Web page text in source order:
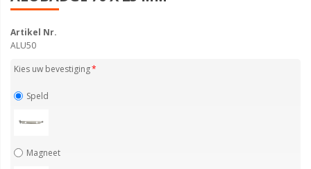
Artikel Nr.
ALU50
Kies uw bevestiging
Speld
Magneet